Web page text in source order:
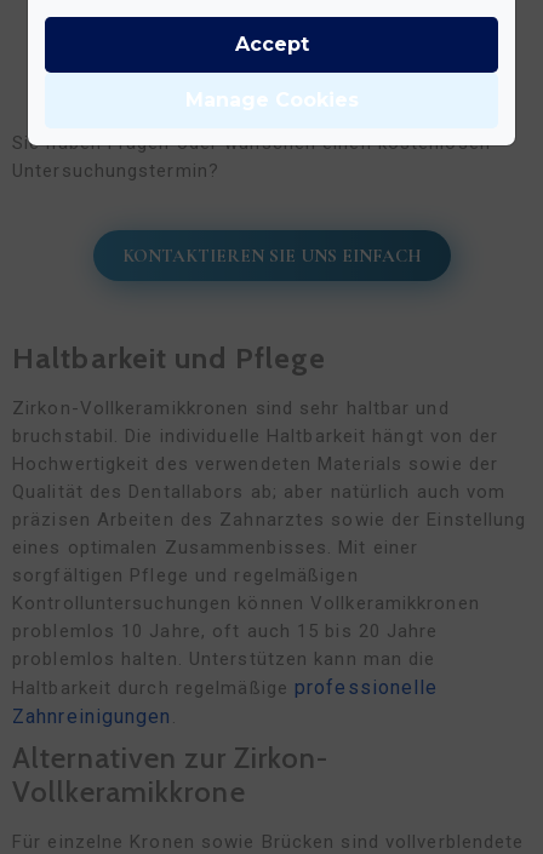
Verblendkronen auf Metallbasis
Keramikabplatzungen möglich
Sie haben Fragen oder wünschen einen kostenlosen
Untersuchungstermin?
KONTAKTIEREN SIE UNS EINFACH
Haltbarkeit und Pflege
Zirkon-Vollkeramikkronen sind sehr haltbar und
bruchstabil. Die individuelle Haltbarkeit hängt von der
Hochwertigkeit des verwendeten Materials sowie der
Qualität des Dentallabors ab; aber natürlich auch vom
präzisen Arbeiten des Zahnarztes sowie der Einstellung
eines optimalen Zusammenbisses. Mit einer
sorgfältigen Pflege und regelmäßigen
Kontrolluntersuchungen können Vollkeramikkronen
problemlos 10 Jahre, oft auch 15 bis 20 Jahre
problemlos halten. Unterstützen kann man die
Haltbarkeit durch regelmäßige professionelle
Zahnreinigungen .
Alternativen zur Zirkon-
Vollkeramikkrone
Für einzelne Kronen sowie Brücken sind vollverblendete
Manage Cookies
Accept